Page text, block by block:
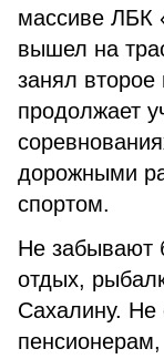
массиве ЛБК
вышел на
занял
продолжает
дорожными
спортом.
Не забывают
отдых,
Сахалину.